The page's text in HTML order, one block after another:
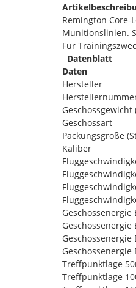
Remington
Munitionslinien.
Für
Datenblatt
Daten
Hersteller
Geschossgewicht
Geschossart
Packungsgröße
Kaliber
Geschossenergie
Geschossenergie
Geschossenergie
Geschossenergie
Treffpunktlage
Treffpunktlage